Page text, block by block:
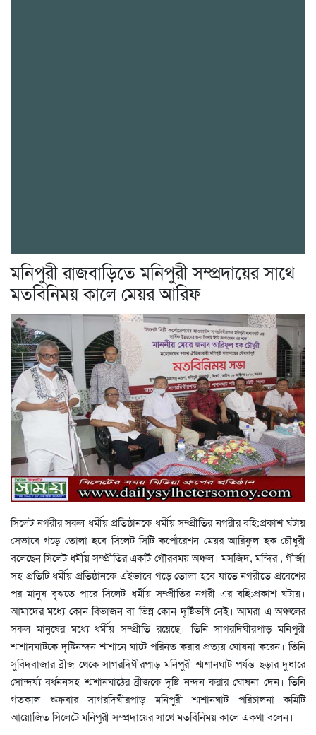
মনিপুরী রাজবাড়িতে মনিপুরী সম্প্রদায়ের সাথে
মতবিনিময় কালে মেয়র আরিফ
সিলেট নগরীর সকল ধর্মীয় প্রতিষ্ঠানকে ধর্মীয় সম্প্রীতির নগরীর বহি:প্রকাশ ঘটায়
সেভাবে গড়ে তোলা হবে সিলেট সিটি কর্পোরেশন মেয়র আরিফুল হক চৌধুরী
বলেছেন সিলেট ধর্মীয় সম্প্রীতির একটি গৌরবময় অঞ্চল। মসজিদ, মন্দির , গীর্জা
সহ প্রতিটি ধর্মীয় প্রতিষ্ঠানকে এইভাবে গড়ে তোলা হবে যাতে নগরীতে প্রবেশের
পর মানুষ বৃঝতে পারে সিলেট ধর্মীয় সম্প্রীতির নগরী এর বহি:প্রকাশ ঘটায়।
আমাদের মধ্যে কোন বিভাজন বা ভিন্ন কোন দৃষ্টিভঙ্গি নেই। আমরা এ অঞ্চলের
সকল মানুষের মধ্যে ধর্মীয় সম্প্রীতি রয়েছে। তিনি সাগরদিঘীরপাড় মনিপুরী
শ্মশানঘাটকে দৃষ্টিনন্দন শ্মশানে ঘাটে পরিনত করার প্রত্যয় ঘোষনা করেন। তিনি
সুবিদবাজার ব্রীজ থেকে সাগরদিঘীরপাড় মনিপুরী শ্মশানঘাট পর্যন্ত ছড়ার দুধারে
সোন্দর্য্য বর্ধননসহ শ্মশানঘাঠের ব্রীজকে দৃষ্টি নন্দন করার ঘোষনা দেন। তিনি
গতকাল শুক্রবার সাগরদিঘীরপাড় মনিপুরী শ্মশানঘাট পরিচালনা কমিটি
আয়োজিত সিলেটে মনিপুরী সম্প্রদায়ের সাথে মতবিনিময় কালে একথা বলেন।